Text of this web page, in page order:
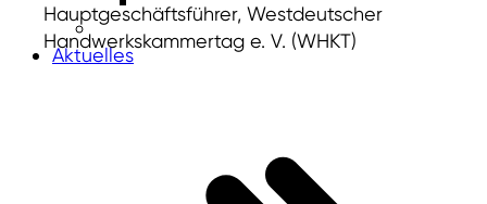
Aktuelles
Hauptgeschäftsführer, Westdeutscher
Handwerkskammertag e. V. (WHKT)